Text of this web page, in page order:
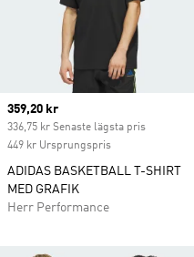
Current price
359,20 kr
336,75 kr Senaste lägsta pris
449 kr Ursprungspris
ADIDAS BASKETBALL T-SHIRT
MED GRAFIK
Herr Performance